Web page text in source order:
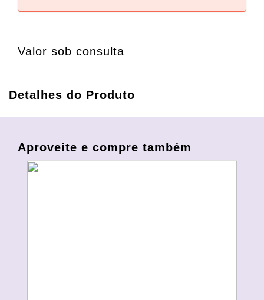
Valor sob consulta
Detalhes do Produto
Aproveite e compre também